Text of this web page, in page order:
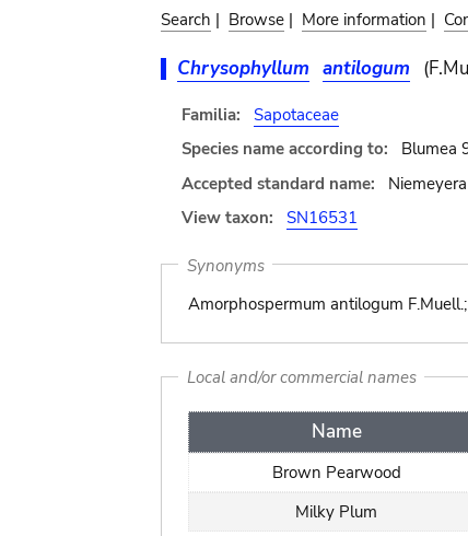
Search | Browse | More information |
Chrysophyllum antilogum
Familia:
Sapotaceae
Species name according to:
Blumea
Accepted standard name:
View taxon:
SN16531
Synonyms
Amorphospermum antilogum
Local and/or commercial names
Name
Brown Pearwood
Milky Plum